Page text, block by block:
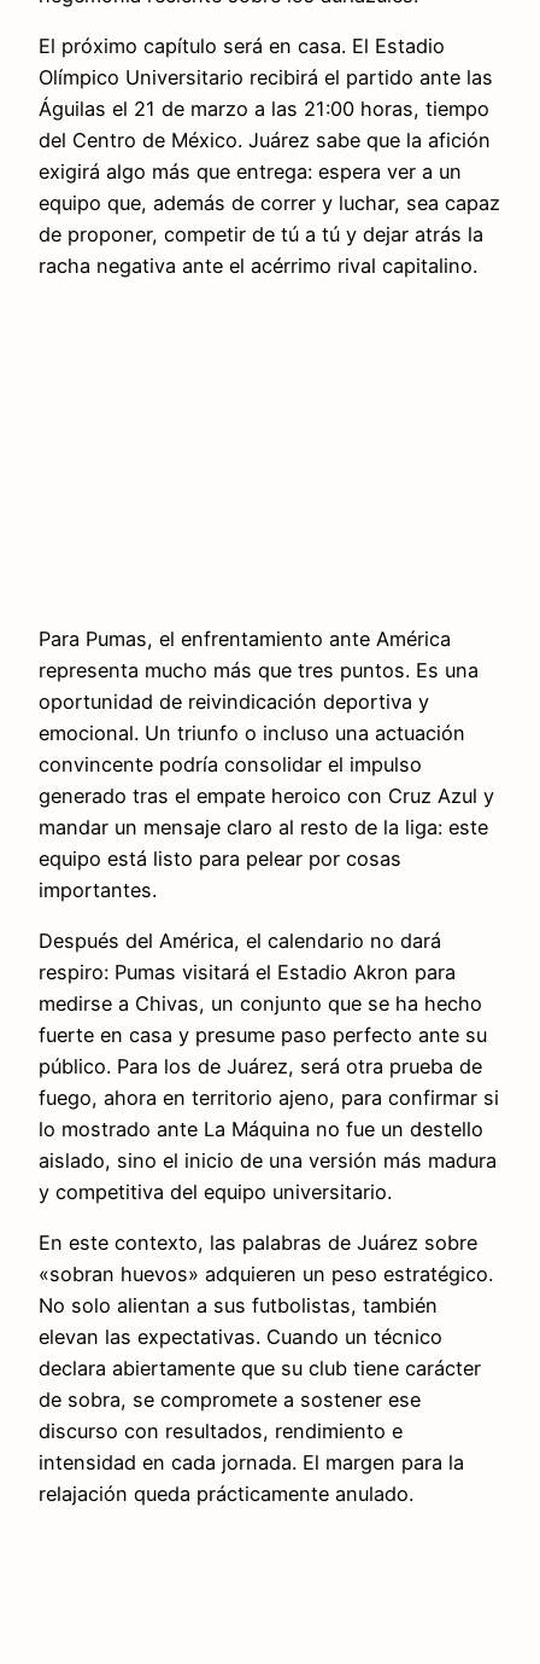
El próximo capítulo será en casa. El Estadio
Olímpico Universitario recibirá el partido ante las
Águilas el 21 de marzo a las 21:00 horas, tiempo
del Centro de México. Juárez sabe que la afición
exigirá algo más que entrega: espera ver a un
equipo que, además de correr y luchar, sea capaz
de proponer, competir de tú a tú y dejar atrás la
racha negativa ante el acérrimo rival capitalino.
Para Pumas, el enfrentamiento ante América
representa mucho más que tres puntos. Es una
oportunidad de reivindicación deportiva y
emocional. Un triunfo o incluso una actuación
convincente podría consolidar el impulso
generado tras el empate heroico con Cruz Azul y
mandar un mensaje claro al resto de la liga: este
equipo está listo para pelear por cosas
importantes.
Después del América, el calendario no dará
respiro: Pumas visitará el Estadio Akron para
medirse a Chivas, un conjunto que se ha hecho
fuerte en casa y presume paso perfecto ante su
público. Para los de Juárez, será otra prueba de
fuego, ahora en territorio ajeno, para confirmar si
lo mostrado ante La Máquina no fue un destello
aislado, sino el inicio de una versión más madura
y competitiva del equipo universitario.
En este contexto, las palabras de Juárez sobre
«sobran huevos» adquieren un peso estratégico.
No solo alientan a sus futbolistas, también
elevan las expectativas. Cuando un técnico
declara abiertamente que su club tiene carácter
de sobra, se compromete a sostener ese
discurso con resultados, rendimiento e
intensidad en cada jornada. El margen para la
relajación queda prácticamente anulado.